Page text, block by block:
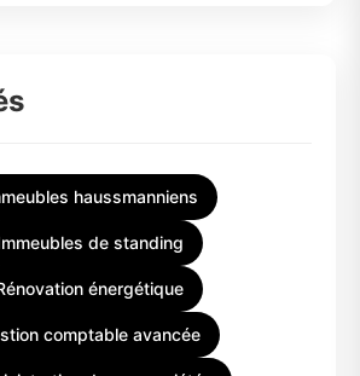
haussmanniens
de standing
énergétique
comptable avancée